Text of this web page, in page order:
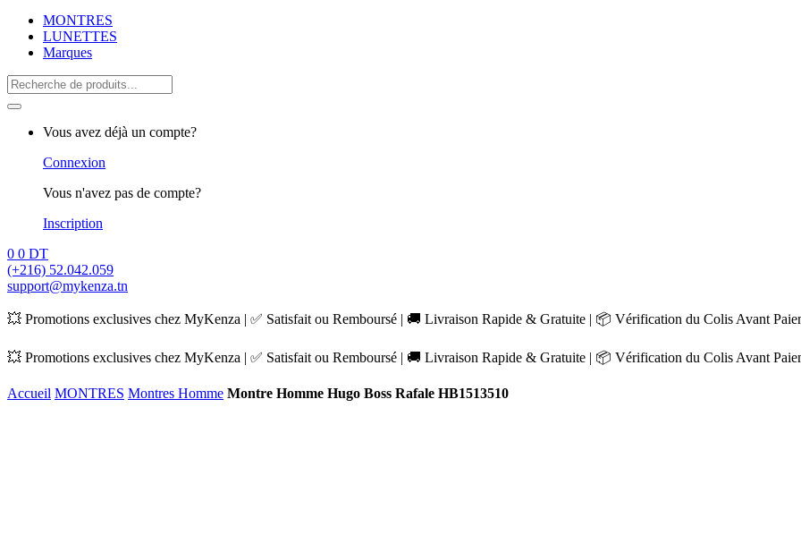
MONTRES
LUNETTES
Marques
Search
for:
Vous avez déjà un compte?
Connexion
Vous n'avez pas de compte?
Inscription
0 0 DT
(+216) 52.042.059
support@mykenza.tn
💥 Promotions exclusives chez MyKenza | ✅ Satisfait ou Remboursé | 🚚 Livraison Rapide & Gratuite | 📦 Vérification du Colis Avant
💥 Promotions exclusives chez MyKenza | ✅ Satisfait ou Remboursé | 🚚 Livraison Rapide & Gratuite | 📦 Vérification du Colis Avant
Accueil MONTRES Montres Homme Montre Homme Hugo Boss Rafale HB1513510